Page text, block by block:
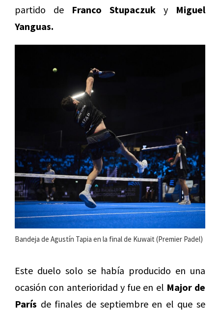
partido de Franco Stupaczuk y Miguel
Yanguas.
Bandeja de Agustín Tapia en la final de Kuwait (Premier Padel)
Este duelo solo se había producido en una
ocasión con anterioridad y fue en el Major de
París de finales de septiembre en el que se